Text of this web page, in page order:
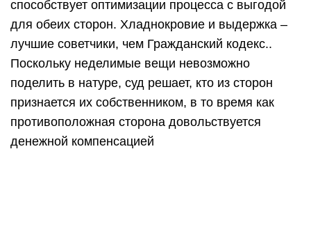
способствует оптимизации процесса с выгодой
для обеих сторон. Хладнокровие и выдержка –
лучшие советчики, чем Гражданский кодекс..
Поскольку неделимые вещи невозможно
поделить в натуре, суд решает, кто из сторон
признается их собственником, в то время как
противоположная сторона довольствуется
денежной компенсацией